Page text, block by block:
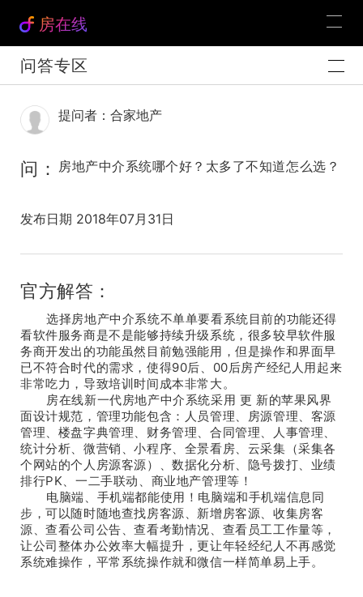
房在线
问答专区
提问者：合家地产
问： 房地产中介系统哪个好？太多了不知道怎么选？
发布日期 2018年07月31日
官方解答：
选择房地产中介系统不单单要看系统目前的功能还得
看软件服务商是不是能够持续升级系统，很多较早软件服
务商开发出的功能虽然目前勉强能用，但是操作和界面早
已不符合时代的需求，使得90后、00后房产经纪人用起来
非常吃力，导致培训时间成本非常大。
房在线新一代房地产中介系统采用 更 新的苹果风界
面设计规范，管理功能包含：人员管理、房源管理、客源
管理、楼盘字典管理、财务管理、合同管理、人事管理、
统计分析、微营销、小程序、全景看房、云采集（采集各
个网站的个人房源客源）、数据化分析、隐号拨打、业绩
排行PK、一二手联动、商业地产管理等！
电脑端、手机端都能使用！电脑端和手机端信息同
步，可以随时随地查找房客源、新增房客源、收集房客
源、查看公司公告、查看考勤情况、查看员工工作量等，
让公司整体办公效率大幅提升，更让年轻经纪人不再感觉
系统难操作，平常系统操作就和微信一样简单易上手。